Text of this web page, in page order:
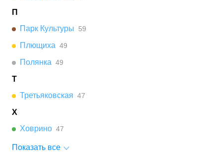
П
Парк Культуры
59
Плющиха 49
Полянка 49
Т
Третьяковская 47
Х
Ховрино 47
Показать все